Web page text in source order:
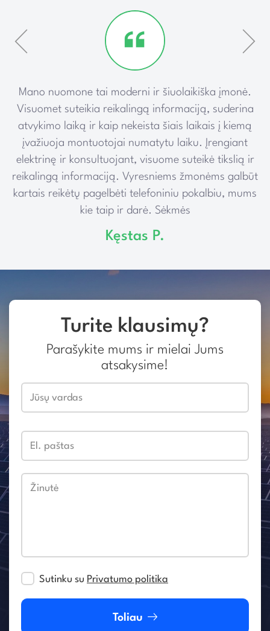
Mano nuomone tai moderni ir šiuolaikiška įmonė.
Visuomet suteikia reikalingą informaciją, suderina
atvykimo laiką ir kaip nekeista šiais laikais į kiemą
įvažiuoja montuotojai numatytu laiku. Įrengiant
elektrinę ir konsultuojant, visuome suteikė tikslią ir
reikalingą informaciją. Vyresniems žmonėms galbūt
kartais reikėtų pagelbėti telefoniniu pokalbiu, mums
kie taip ir darė. Sėkmės
Kęstas P.
Turite klausimų?
Parašykite mums ir mielai Jums
atsakysime!
Jūsų vardas
El. paštas
Žinutė
Sutinku su Privatumo politika
Toliau